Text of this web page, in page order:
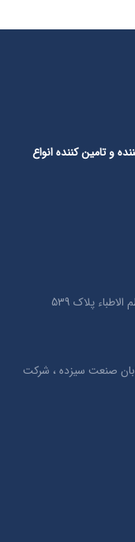
و تامین کننده انواع
تهران ، خیابان امیر کبیر ، بین خیابان ملت و ناظم الاطباء پلاک 539
صنعت سیزده ، شرکت